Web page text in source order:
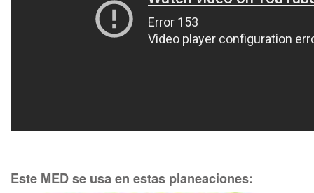
Este MED se usa en estas planeaciones: